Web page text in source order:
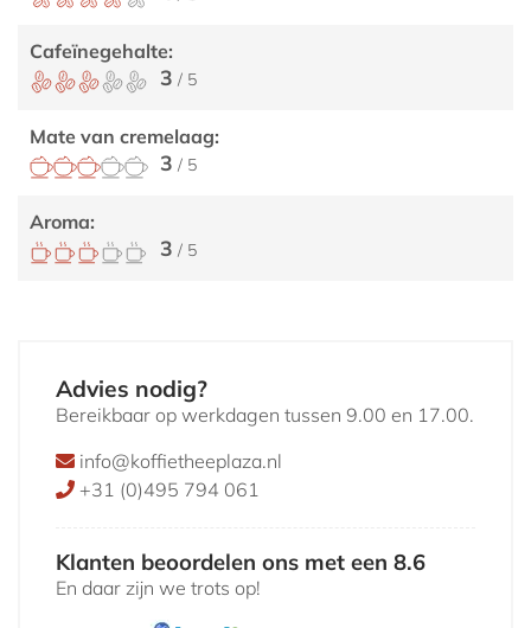
Cafeïnegehalte:
3 / 5
Mate van cremelaag:
3 / 5
Aroma:
3 / 5
Advies nodig?
Bereikbaar op werkdagen tussen 9.00 en 17.00.
info@koffietheeplaza.nl
+31 (0)495 794 061
Klanten beoordelen ons met een 8.6
En daar zijn we trots op!